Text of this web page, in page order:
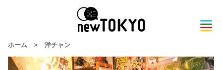
ホーム > 洋チャン